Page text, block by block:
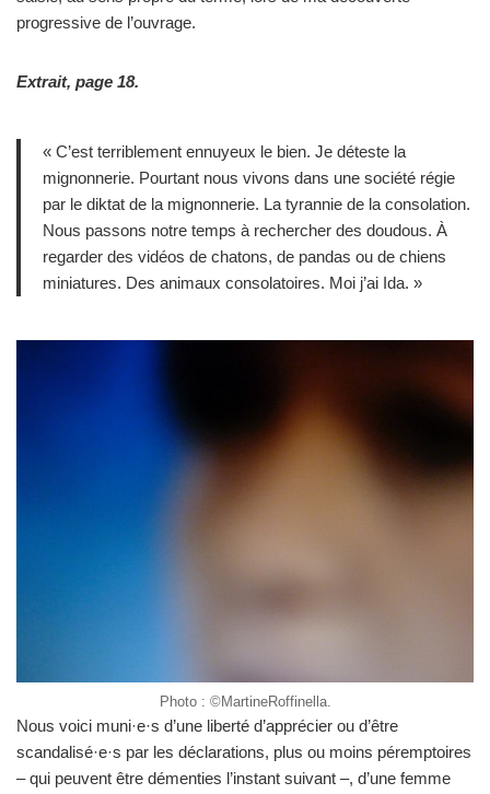
progressive de l’ouvrage.
Extrait, page 18.
« C’est terriblement ennuyeux le bien. Je déteste la
mignonnerie. Pourtant nous vivons dans une société régie
par le diktat de la mignonnerie. La tyrannie de la consolation.
Nous passons notre temps à rechercher des doudous. À
regarder des vidéos de chatons, de pandas ou de chiens
miniatures. Des animaux consolatoires. Moi j’ai Ida. »
Photo : ©MartineRoffinella.
Nous voici muni·e·s d’une liberté d’apprécier ou d’être
scandalisé·e·s par les déclarations, plus ou moins péremptoires
– qui peuvent être démenties l’instant suivant –, d’une femme